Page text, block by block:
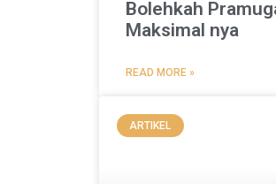
Bolehkah
Maksimal nya
READ MORE »
ARTIKEL